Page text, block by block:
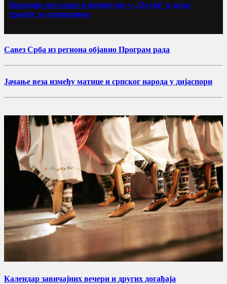
Породице несталих и погинулих у „Олуји“ и даље
трагају за одговорима
Савез Срба из региона објавио Програм рада
Јачање веза између матице и српског народа у дијаспори
Календар завичајних вечери и других догађаја